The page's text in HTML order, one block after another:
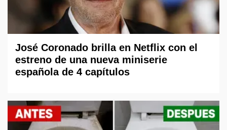
José Coronado brilla en Netflix con el
estreno de una nueva miniserie
española de 4 capítulos